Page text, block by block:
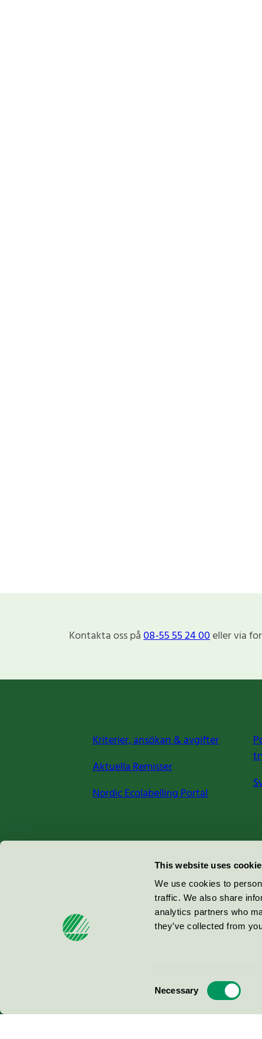
This website uses
We use cookies to
traffic. We also share
analytics partners who
they’ve collected from
Necessary
Kontakta oss på08-55 55 24 00eller via
Kriterier, ansökan & avgifter
Aktuella Remisser
Nordic Ecolabelling Portal
100 64